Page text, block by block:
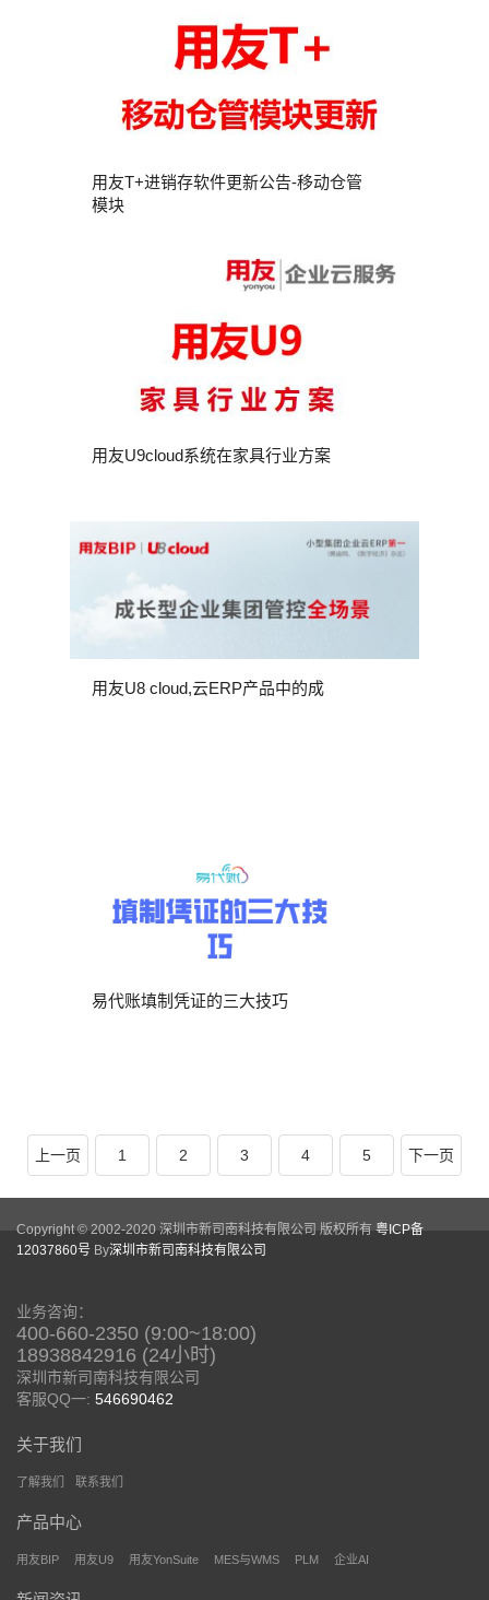
用友T+进销存软件更新公告-移动仓管
模块
用友U9cloud系统在家具行业方案
用友U8 cloud,云ERP产品中的成
易代账填制凭证的三大技巧
上一页 1 2 3 4 5 下一页
Copyright © 2002-2020 深圳市新司南科技有限公司 版权所有 粤ICP备
12037860号 By深圳市新司南科技有限公司
业务咨询：
400-660-2350 (9:00~18:00)
18938842916 (24小时)
深圳市新司南科技有限公司
客服QQ一: 546690462
关于我们
了解我们 联系我们
产品中心
用友BIP 用友U9 用友YonSuite MES与WMS PLM 企业AI